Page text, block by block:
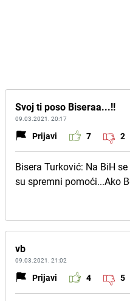
Svoj ti poso Biseraa...!!
09.03.2021. 20:17
Prijavi 7 2
Bisera Turković: Na BiH
su spremni pomoći...Ako
vb
09.03.2021. 21:02
Prijavi 4 5